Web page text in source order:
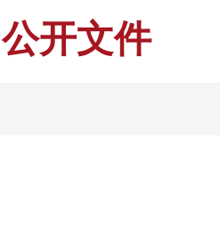
开文件